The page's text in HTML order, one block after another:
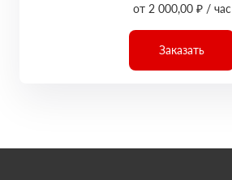
от 2 000,00 ₽ / час
Заказать